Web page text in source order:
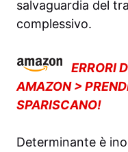
salvaguardia del
complessivo.
ERRORI
AMAZON >
SPARISCANO!
Determinante è